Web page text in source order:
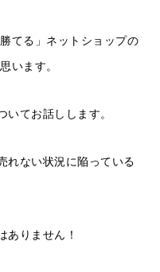
てる」ネットショップの
います。
てお話しします。
れない状況に陥っている
ありません！